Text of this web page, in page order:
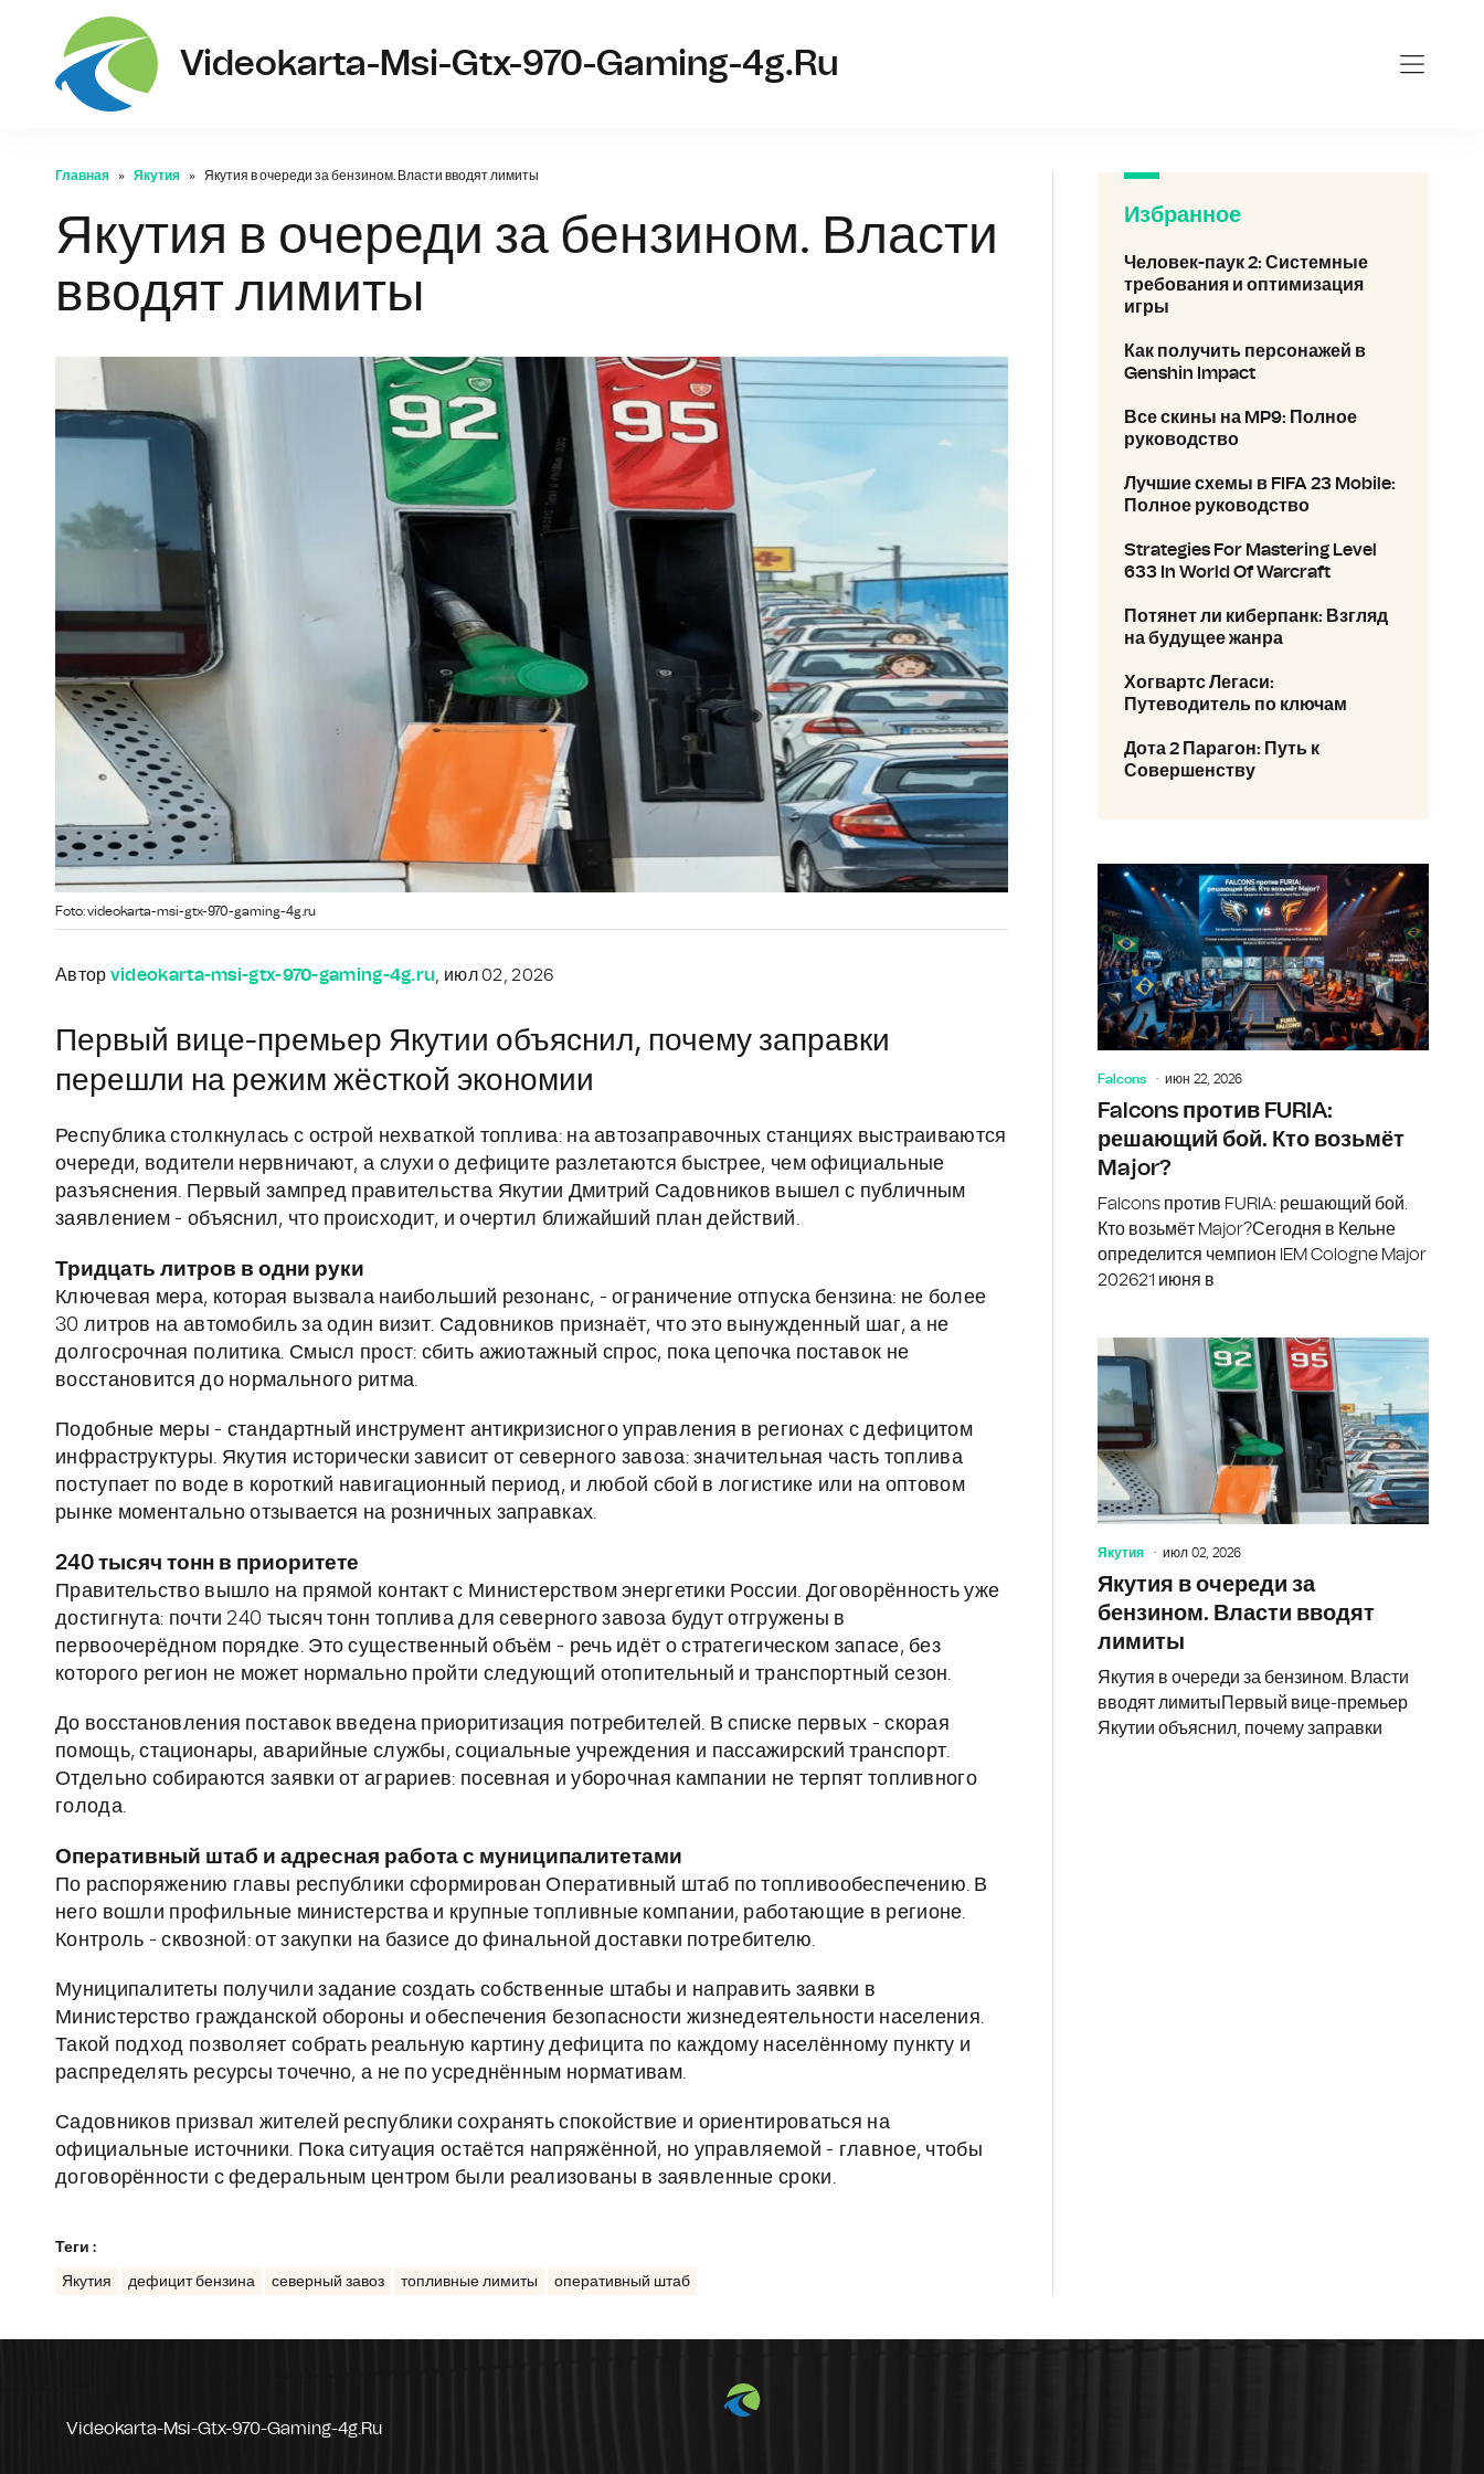
Videokarta-Msi-Gtx-970-Gaming-4g.ru
Главная Якутия Якутия в очереди за бензином. Власти вводят лимиты
Якутия в очереди за бензином. Власти
вводят лимиты
Foto: videokarta-msi-gtx-970-gaming-4g.ru
Автор videokarta-msi-gtx-970-gaming-4g.ru, июл 02, 2026
Первый вице-премьер Якутии объяснил, почему заправки
перешли на режим жёсткой экономии
Республика столкнулась с острой нехваткой топлива: на автозаправочных станциях выстраиваются
очереди, водители нервничают, а слухи о дефиците разлетаются быстрее, чем официальные
разъяснения. Первый зампред правительства Якутии Дмитрий Садовников вышел с публичным
заявлением - объяснил, что происходит, и очертил ближайший план действий.
Тридцать литров в одни руки
Ключевая мера, которая вызвала наибольший резонанс, - ограничение отпуска бензина: не более
30 литров на автомобиль за один визит. Садовников признаёт, что это вынужденный шаг, а не
долгосрочная политика. Смысл прост: сбить ажиотажный спрос, пока цепочка поставок не
восстановится до нормального ритма.
Подобные меры - стандартный инструмент антикризисного управления в регионах с дефицитом
инфраструктуры. Якутия исторически зависит от северного завоза: значительная часть топлива
поступает по воде в короткий навигационный период, и любой сбой в логистике или на оптовом
рынке моментально отзывается на розничных заправках.
240 тысяч тонн в приоритете
Правительство вышло на прямой контакт с Министерством энергетики России. Договорённость уже
достигнута: почти 240 тысяч тонн топлива для северного завоза будут отгружены в
первоочерёдном порядке. Это существенный объём - речь идёт о стратегическом запасе, без
которого регион не может нормально пройти следующий отопительный и транспортный сезон.
До восстановления поставок введена приоритизация потребителей. В списке первых - скорая
помощь, стационары, аварийные службы, социальные учреждения и пассажирский транспорт.
Отдельно собираются заявки от аграриев: посевная и уборочная кампании не терпят топливного
голода.
Оперативный штаб и адресная работа с муниципалитетами
По распоряжению главы республики сформирован Оперативный штаб по топливообеспечению. В
него вошли профильные министерства и крупные топливные компании, работающие в регионе.
Контроль - сквозной: от закупки на базисе до финальной доставки потребителю.
Муниципалитеты получили задание создать собственные штабы и направить заявки в
Министерство гражданской обороны и обеспечения безопасности жизнедеятельности населения.
Такой подход позволяет собрать реальную картину дефицита по каждому населённому пункту и
распределять ресурсы точечно, а не по усреднённым нормативам.
Садовников призвал жителей республики сохранять спокойствие и ориентироваться на
официальные источники. Пока ситуация остаётся напряжённой, но управляемой - главное, чтобы
договорённости с федеральным центром были реализованы в заявленные сроки.
Теги :
Якутия дефицит бензина северный завоз топливные лимиты оперативный штаб
Избранное
Человек-паук 2: Системные
требования и оптимизация
игры
Как получить персонажей в
Genshin Impact
Все скины на MP9: Полное
руководство
Лучшие схемы в FIFA 23 Mobile:
Полное руководство
Strategies For Mastering Level
633 In World Of Warcraft
Потянет ли киберпанк: Взгляд
на будущее жанра
Хогвартс Легаси:
Путеводитель по ключам
Дота 2 Парагон: Путь к
Совершенству
Falcons июн 22, 2026
Falcons против FURIA:
решающий бой. Кто возьмёт
Major?
Falcons против FURIA: решающий бой.
Кто возьмёт Major?Сегодня в Кельне
определится чемпион IEM Cologne Major
202621 июня в
Якутия июл 02, 2026
Якутия в очереди за
бензином. Власти вводят
лимиты
Якутия в очереди за бензином. Власти
вводят лимитыПервый вице-премьер
Якутии объяснил, почему заправки
Videokarta-Msi-Gtx-970-Gaming-4g.ru